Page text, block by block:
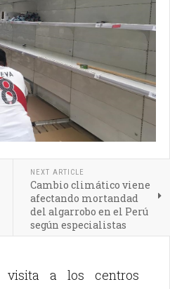
NEXT ARTICLE
Cambio climático viene
afectando mortandad
del algarrobo en el Perú
según especialistas
visita a los centros